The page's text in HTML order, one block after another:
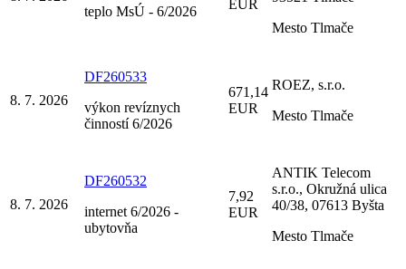
teplo MsÚ - 6/2026
EUR
Mesto Tlmače
8. 7. 2026
DF260533
výkon revíznych
činností 6/2026
671,14
EUR
ROEZ, s.r.o.
Mesto Tlmače
8. 7. 2026
DF260532
internet 6/2026 -
ubytovňa
7,92
EUR
ANTIK Telecom
s.r.o., Okružná ulica
40/38, 07613 Byšta
Mesto Tlmače